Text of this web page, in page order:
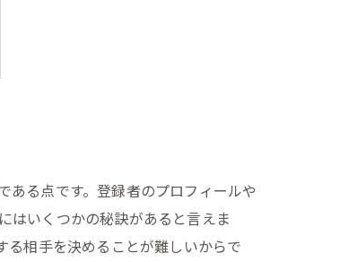
ある点です。登録者のプロフィールや
はいくつかの秘訣があると言えま
る相手を決めることが難しいからで